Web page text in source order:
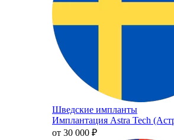
Шведские импланты
Имплантация Astra Tech
от 30 000 ₽